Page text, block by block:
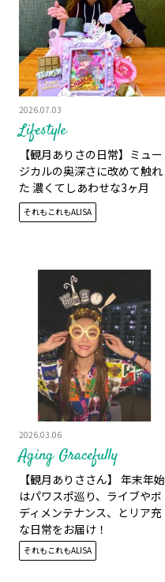
Lifestyle
2026.07.03
【観月ありさの日常】ミュー
ジカルの奥深さに改めて触れ
た 濃くてしあわせな3ヶ月
それもこれもALISA
Aging Gracefully
2026.03.06
【観月ありささん】 年末年始
はパワスポ巡り、ライブやボ
ディメンテナンス、とリア充
な日常をお届け！
それもこれもALISA